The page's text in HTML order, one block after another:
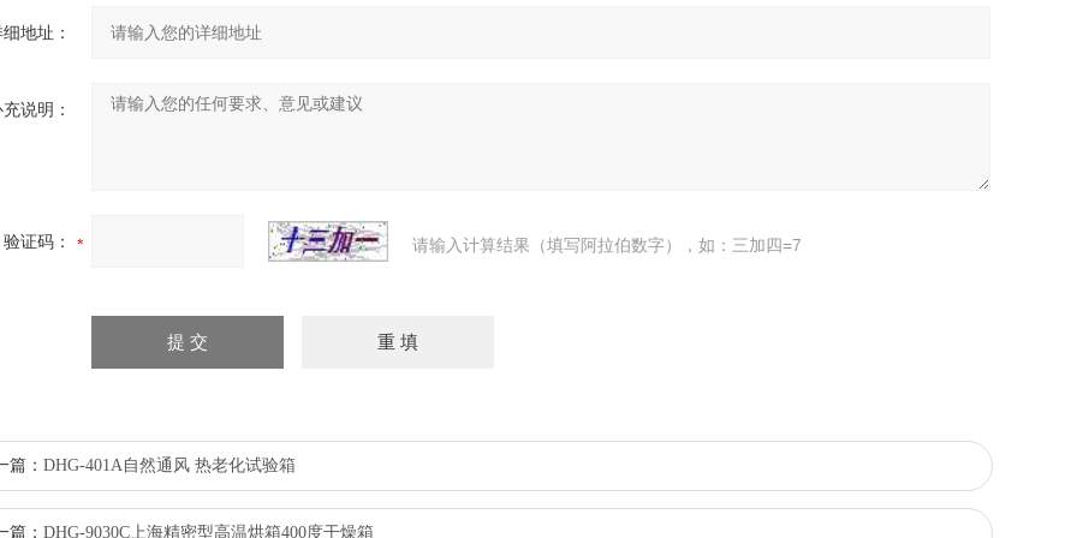
地址：
说明：
验证码： 请输入计算结果（填写阿拉伯数字），如：三加四=7
篇： DHG-401A自然通风 热老化试验箱
篇： DHG-9030C上海精密型高温烘箱400度干燥箱